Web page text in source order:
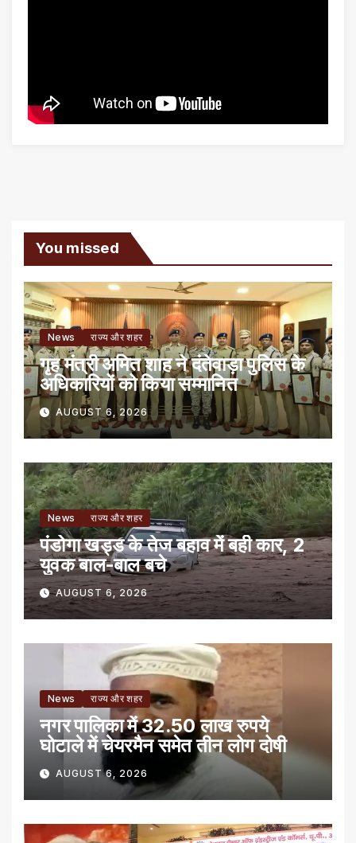
You missed
News राज्य और शहर
गृह मंत्री अमित शाह ने दंतेवाड़ा पुलिस के
अधिकारियों को किया सम्मानित
AUGUST 6, 2026
News राज्य और शहर
पंडोगा खड्ड के तेज बहाव में बही कार, 2
युवक बाल-बाल बचे
AUGUST 6, 2026
News राज्य और शहर
नगर पालिका में 32.50 लाख रुपये
घोटाले में चेयरमैन समेत तीन लोग दोषी
AUGUST 6, 2026